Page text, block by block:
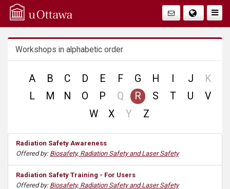
Q
u
Workshops in alphabetic order
A B C D E F G H J Kno
L M N O P Qno
record
R S T U
V
W
X Yno
Z
Radiation Safety Awareness
Offered by: Biosafety, Radiation Safety and Laser Safety
Radiation Safety Training - For Users
Offered by: Biosafety, Radiation Safety and Laser Safety